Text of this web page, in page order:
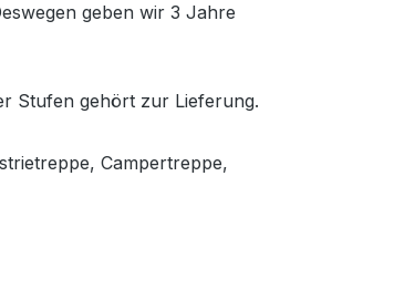
geben wir 3 Jahre
Stufen gehört zur Lieferung.
Campertreppe,